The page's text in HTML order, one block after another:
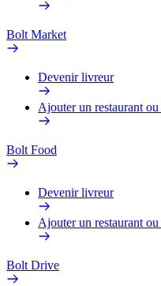
Bolt Market
Devenir livreur
Ajouter un restaurant ou
Bolt Food
Devenir livreur
Ajouter un restaurant ou
Bolt Drive